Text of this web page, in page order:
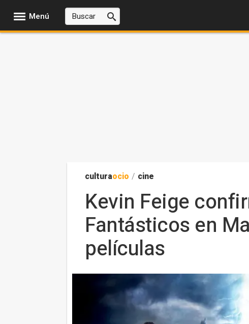
Menú
culturaocio / cine
Kevin Feige
Fantásticos en
películas